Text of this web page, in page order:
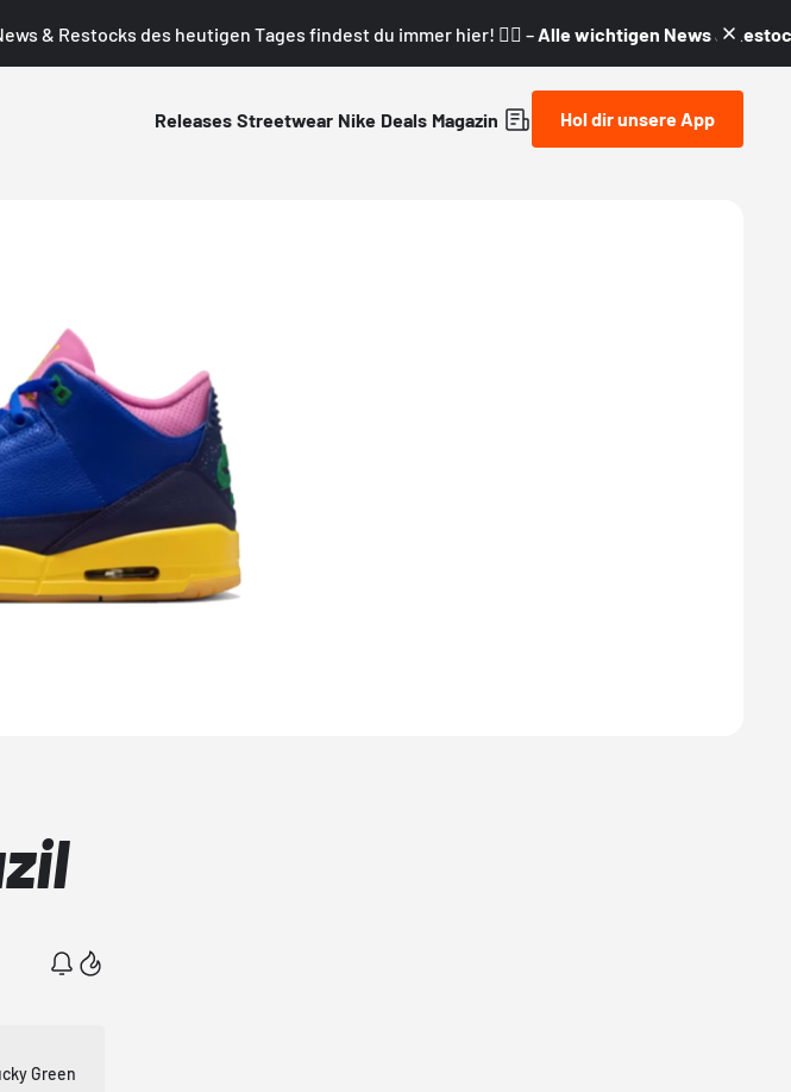
& Restocks des heutigen Tages findest du immer hier! 👇🏼 – Alle wichtigen News &
Releases Streetwear Nike Deals Magazin Hol dir unsere App
Green